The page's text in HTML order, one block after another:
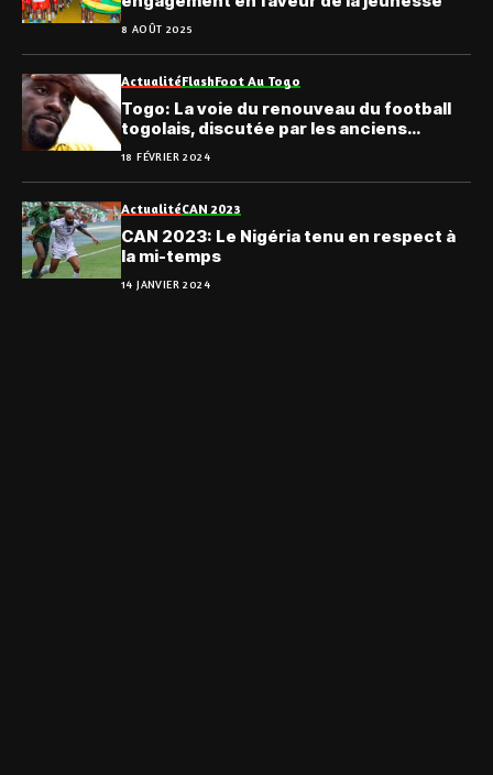
8 AOÛT 2025
ActualitéFlashFoot Au Togo
Togo: La voie du renouveau du football
togolais, discutée par les anciens
internationaux
18 FÉVRIER 2024
ActualitéCAN 2023
CAN 2023: Le Nigéria tenu en respect à
la mi-temps
14 JANVIER 2024